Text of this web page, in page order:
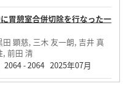
胃憩室合併切除を行なった一
顕慈, 三木 友一朗, 吉井 真
, 前田 清
- 2064 2025年07月